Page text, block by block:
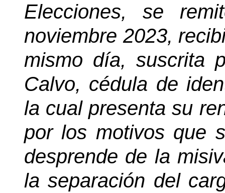
Elecciones, se
noviembre 2023,
mismo día, suscrita
Calvo, cédula de
la cual presenta su
por los motivos que
desprende de la
la separación del